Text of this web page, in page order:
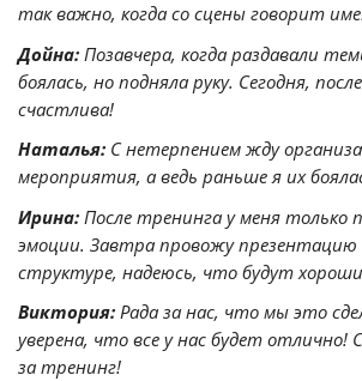
так важно, когда со сцены говорит
Дойна: Позавчера, когда раздавали
боялась, но подняла руку. Сегодня,
счастлива!
Наталья: С нетерпением жду
мероприятия, а ведь раньше я их
Ирина: После тренинга у меня только
эмоции. Завтра провожу презентацию
структуре, надеюсь, что будут
Виктория: Рада за нас, что мы это
уверена, что все у нас будет отлично!
за тренинг!